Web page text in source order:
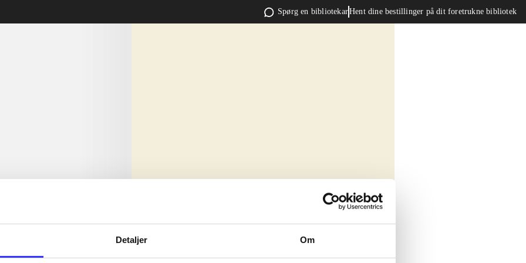
Detaljer Om
Spørg en bibliotekarHent dine bestillinger på dit foretrukne bibliotek
sit amet ...
sit amet ...